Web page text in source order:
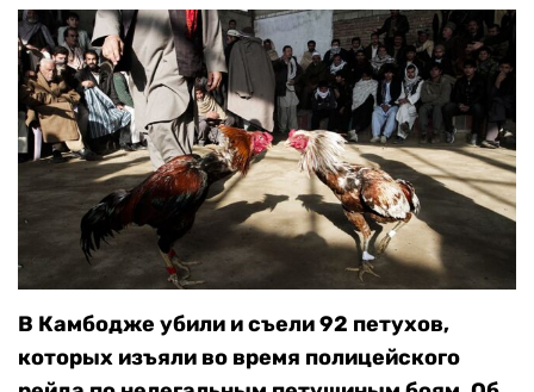
В Камбодже убили и съели 92 петухов,
которых изъяли во время полицейского